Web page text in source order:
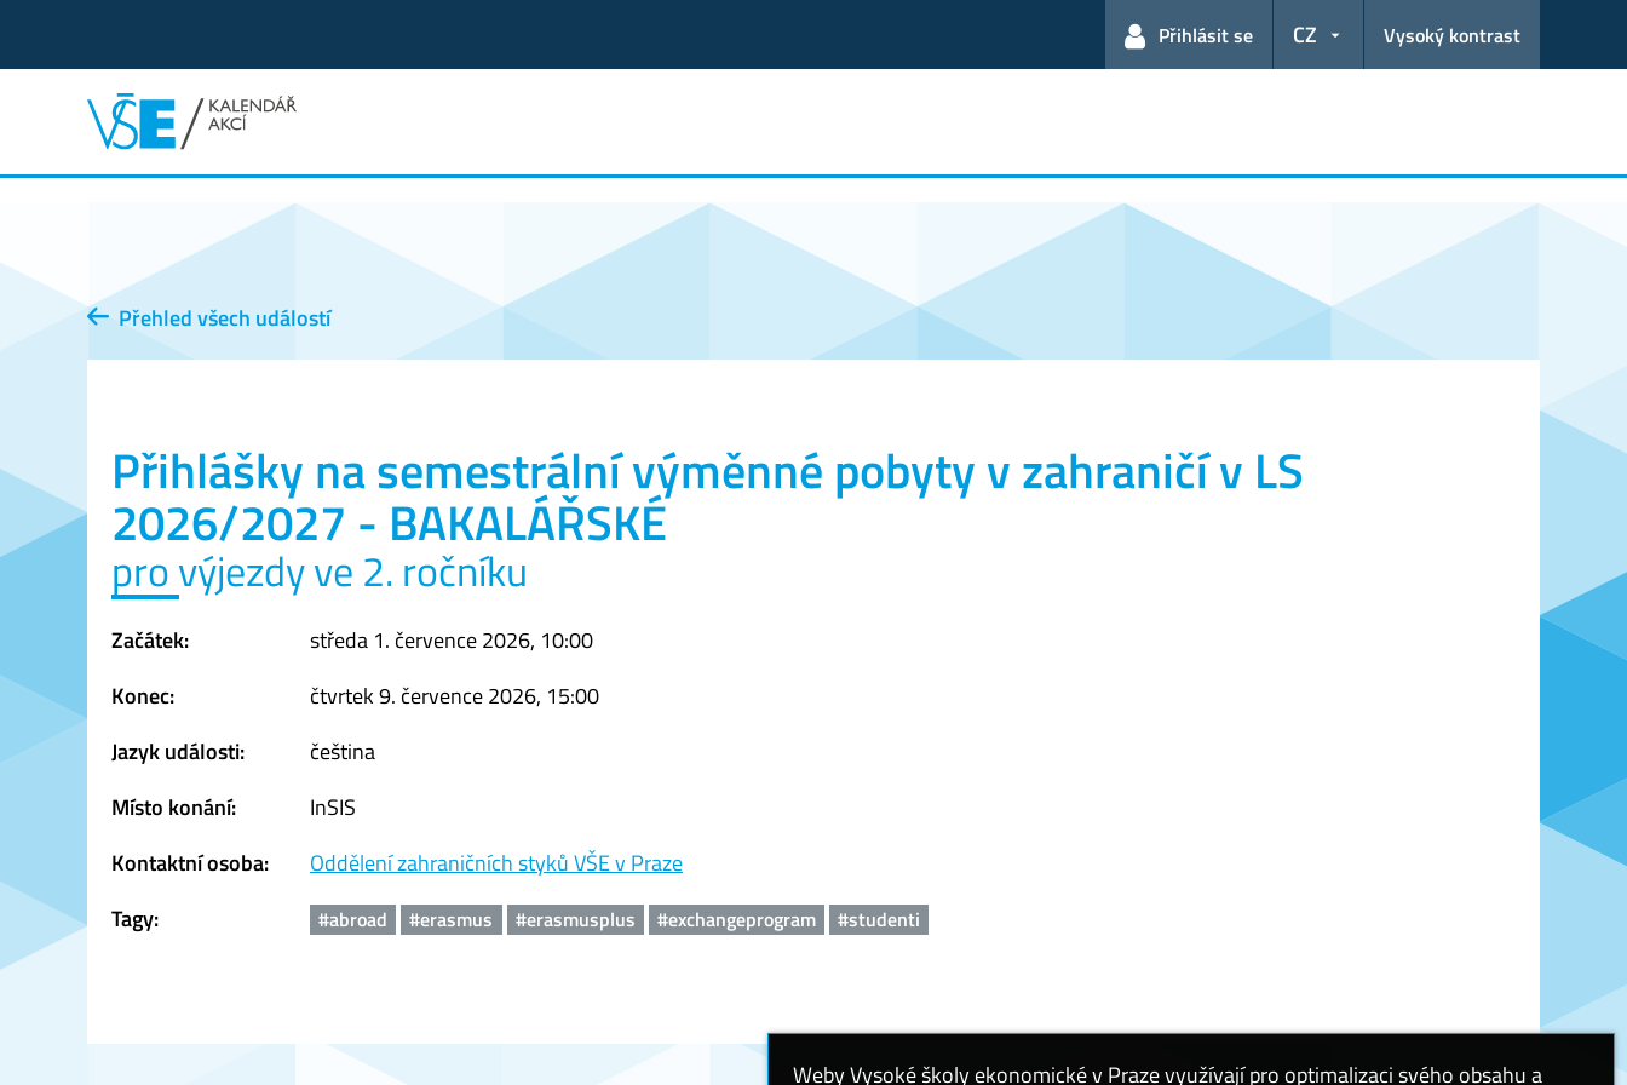
Přihlásit se CZ Vysoký kontrast
Přehled všech událostí
Přihlášky na semestrální výměnné pobyty v zahraničí v LS
2026/2027 - BAKALÁŘSKÉ
pro výjezdy ve 2. ročníku
Začátek:
středa 1. července 2026, 10:00
Konec:
čtvrtek 9. července 2026, 15:00
Jazyk události:
čeština
Místo konání:
InSIS
Kontaktní osoba:
Oddělení zahraničních styků VŠE v Praze
Tagy:
#abroad #erasmus #erasmusplus #exchangeprogram #studenti
Weby Vysoké školy ekonomické v Praze využívají pro optimalizaci svého obsahu a